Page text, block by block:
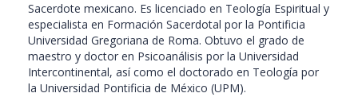
Sacerdote mexicano. Es licenciado en Teología Espiritual y
especialista en Formación Sacerdotal por la Pontificia
Universidad Gregoriana de Roma. Obtuvo el grado de
maestro y doctor en Psicoanálisis por la Universidad
Intercontinental, así como el doctorado en Teología por
la Universidad Pontificia de México (UPM).